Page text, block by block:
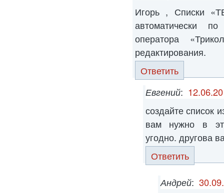
Игорь , Списки
автоматически
оператора
редактирования.
Ответить
Евгений:
создайте список
вам нужно в
угодно. другова
Ответить
Андрей: